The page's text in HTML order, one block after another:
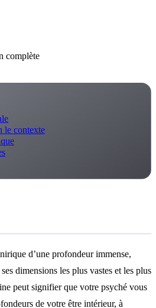
complète
le contexte
d’une profondeur immense,
dimensions les plus vastes et les plus
peut signifier que votre psyché vous
de votre être intérieur, à